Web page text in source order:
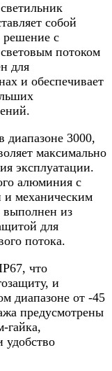
собой
с
потоком
для
и обеспечивает
диапазоне 3000,
максимально
эксплуатации.
алюминия с
и механическим
выполнен из
для
потока.
что
и
диапазоне от -45
предусмотрены
гайка,
удобство